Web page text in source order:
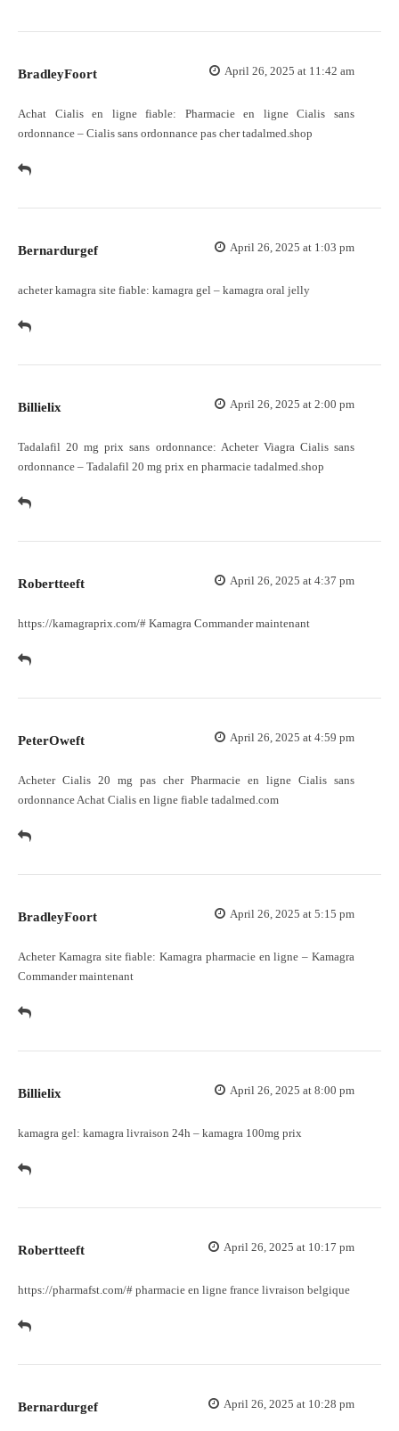
BradleyFoort April 26, 2025 at 11:42 am
Achat Cialis en ligne fiable: Pharmacie en ligne Cialis sans
ordonnance – Cialis sans ordonnance pas cher tadalmed.shop
Bernardurgef April 26, 2025 at 1:03 pm
acheter kamagra site fiable: kamagra gel – kamagra oral jelly
Billielix April 26, 2025 at 2:00 pm
Tadalafil 20 mg prix sans ordonnance: Acheter Viagra Cialis sans
ordonnance – Tadalafil 20 mg prix en pharmacie tadalmed.shop
Robertteeft April 26, 2025 at 4:37 pm
https://kamagraprix.com/# Kamagra Commander maintenant
PeterOweft April 26, 2025 at 4:59 pm
Acheter Cialis 20 mg pas cher Pharmacie en ligne Cialis sans
ordonnanceAchat Cialis en ligne fiable tadalmed.com
BradleyFoort April 26, 2025 at 5:15 pm
Acheter Kamagra site fiable:Kamagra pharmacie en ligne – Kamagra
Commander maintenant
Billielix April 26, 2025 at 8:00 pm
kamagra gel: kamagra livraison 24h – kamagra 100mg prix
Robertteeft April 26, 2025 at 10:17 pm
https://pharmafst.com/# pharmacie en ligne france livraison belgique
Bernardurgef April 26, 2025 at 10:28 pm